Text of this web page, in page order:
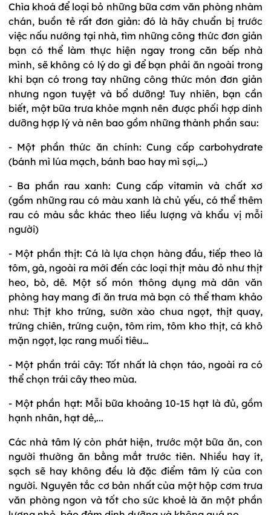
Chìa khoá để loại bỏ những bữa cơm văn phòng nhàm
chán, buồn tẻ rất đơn giản: đó là hãy chuẩn bị trước
việc nấu nướng tại nhà, tìm những công thức đơn giản
bạn có thể làm thực hiện ngay trong căn bếp nhà
mình, sẽ không có lý do gì để bạn phải ăn ngoài trong
khi bạn có trong tay những công thức món đơn giản
nhưng ngon tuyệt và bổ dưỡng! Tuy nhiên, bạn cần
biết, một bữa trưa khỏe mạnh nên được phối hợp dinh
dưỡng hợp lý và nên bao gồm những thành phần sau:
- Một phần thức ăn chính: Cung cấp carbohydrate
(bánh mì lúa mạch, bánh bao hay mì sợi,…)
- Ba phần rau xanh: Cung cấp vitamin và chất xơ
(gồm những rau có màu xanh là chủ yếu, có thể thêm
rau có màu sắc khác theo liều lượng và khẩu vị mỗi
người)
- Một phần thịt: Cá là lựa chọn hàng đầu, tiếp theo là
tôm, gà, ngoài ra mới đến các loại thịt màu đỏ như thịt
heo, bò, dê. Một số món thông dụng mà dân văn
phòng hay mang đi ăn trưa mà bạn có thể tham khảo
như: Thịt kho trứng, sườn xào chua ngọt, thịt quay,
trứng chiên, trứng cuộn, tôm rim, tôm kho thịt, cá khô
mặn ngọt, lạc rang muối tiêu…
- Một phần trái cây: Tốt nhất là chọn táo, ngoài ra có
thể chọn trái cây theo mùa.
- Một phần hạt: Mỗi bữa khoảng 10-15 hạt là đủ, gồm
hạnh nhân, hạt dẻ,...
Các nhà tâm lý còn phát hiện, trước một bữa ăn, con
người thường ăn bằng mắt trước tiên. Nhiều hay ít,
sạch sẽ hay không đều là đặc điểm tâm lý của con
người. Nguyên tắc cơ bản nhất của một hộp cơm trưa
văn phòng ngon và tốt cho sức khoẻ là ăn một phần